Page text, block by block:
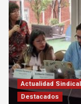
Actualidad Sindical
Destacados